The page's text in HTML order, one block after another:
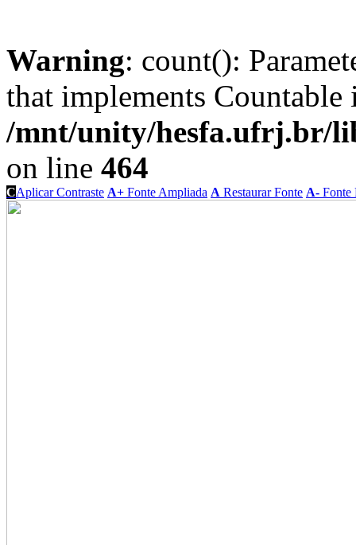
Warning: count():
that implements Countable
/mnt/unity/hesfa.ufrj.br/
on line 464
CAplicar Contraste A+ Fonte Ampliada A Restaurar Fonte A- Fonte